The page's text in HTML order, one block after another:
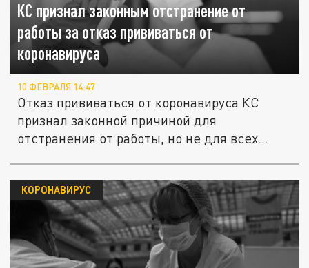
КС признал законным отстранение от
работы за отказ прививаться от
коронавируса
10 ФЕВРАЛЯ 14:47
Отказ прививаться от коронавируса КС
признал законной причиной для
отстранения от работы, но не для всех...
КОРОНАВИРУС